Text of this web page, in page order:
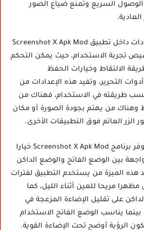
السريع وتمنع ضياع الصور
كما يوفر قسم الإعدادات داخل تطبيق Screenshot X Apk Mod
تجربة الاستخدام، حيث يمكن التحكم
الالتقاط وخيارات الحفظ
التحرير، وتفيد هذه الإعدادات من
طريقته في الاستخدام، فهناك من
وهناك من يهتم بجودة الصورة أو مكان
العائم فوق التطبيقات الأخرى.
يوفر برنامج Screenshot X Apk Mod خيارا
بين الوضع الفاتح والوضع الداكن
هذه الميزة من يستخدم التطبيق لفترات
مريحا للعين أثناء الليل، كما
على تقليل الإضاءة المزعجة في
بينما يناسب الوضع الفاتح الاستخدام
الرؤية أوضح تحت الإضاءة القوية.